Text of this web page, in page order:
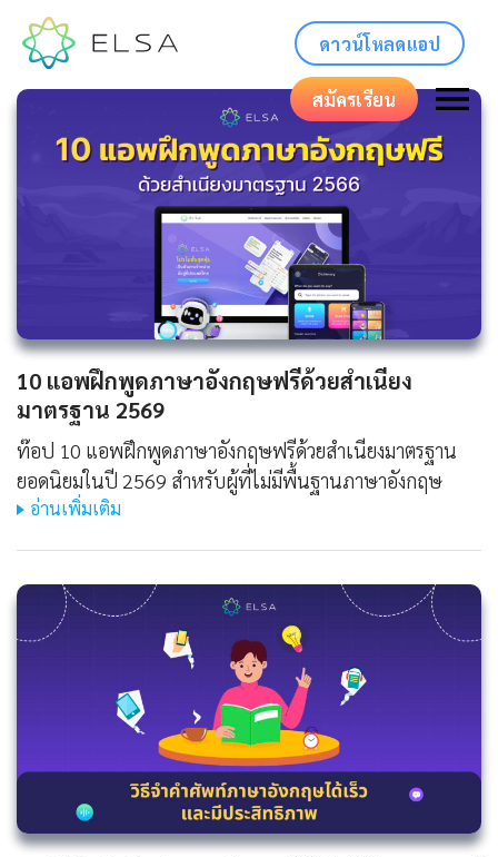
ดาวน์โหลดแอป
สมัครเรียน
10 แอพฝึกพูดภาษาอังกฤษฟรีด้วยสำเนียง
มาตรฐาน 2569
ท๊อป 10 แอพฝึกพูดภาษาอังกฤษฟรีด้วยสำเนียงมาตรฐาน
ยอดนิยมในปี 2569 สำหรับผู้ที่ไม่มีพื้นฐานภาษาอังกฤษ
อ่านเพิ่มเติม